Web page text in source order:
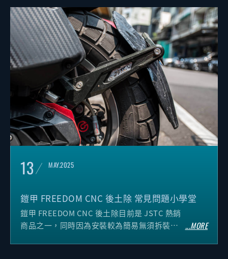
13 MAY.2025
鎧甲 FREEDOM CNC 後土除 常見問題小學堂
鎧甲 FREEDOM CNC 後土除目前是 JSTC 熱銷
商品之一，同時因為安裝較為簡易無須拆裝到
...MORE